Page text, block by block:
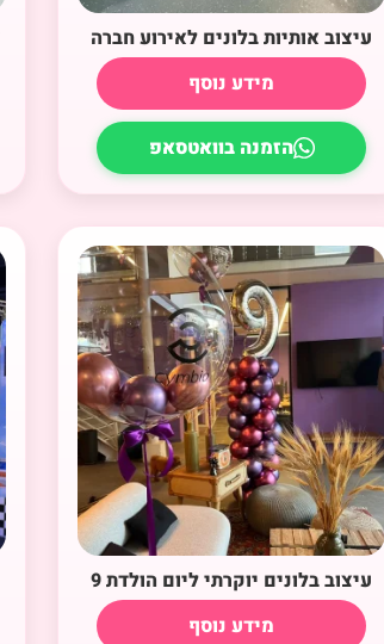
עיצוב אותיות בלונים לאירוע חברה
מידע נוסף
הזמנה בוואטסאפ
עיצוב בלונים יוקרתי ליום הולדת 9
מידע נוסף